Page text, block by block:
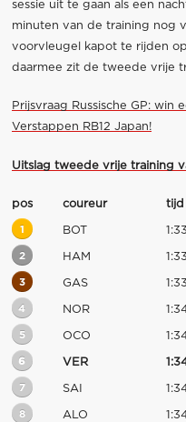
sessie uit te gaan als een
minuten van de training nog
voorvleugel kapot te rijden
daarmee zit de tweede vrije
Prijsvraag Russische GP: win
Verstappen RB12 Japan!
Uitslag tweede vrije training
pos coureur tijd
1 BOT
2 HAM
3 GAS
4 NOR
5 OCO
6 VER
7 SAI
8 ALO